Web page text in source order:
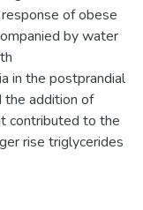
of obese
by water
in the postprandial
the addition of
contributed to the
rise triglycerides